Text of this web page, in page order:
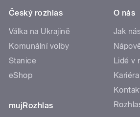
Český rozhlas
Válka na Ukrajině
Komunální volby
Stanice
eShop
mujRozhlas
O nás
Jak
Lidé v
Kariéra